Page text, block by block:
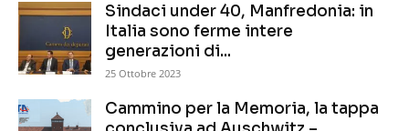
Sindaci under 40, Manfredonia: in
Italia sono ferme intere
generazioni di...
25 Ottobre 2023
Cammino per la Memoria, la tappa